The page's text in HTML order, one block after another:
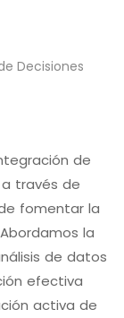
Decisiones
de
través de
fomentar la
la
de datos
efectiva
activa de